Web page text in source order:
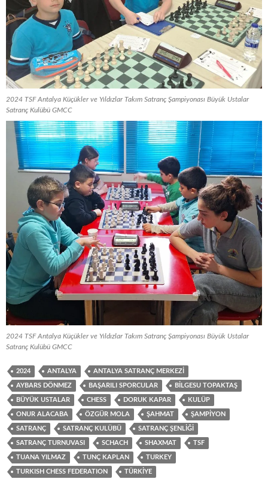
2024 TSF Antalya Küçükler ve Yıldızlar Takım Satranç Şampiyonası Büyük Ustalar
Satranç Kulübü GMCC
2024 TSF Antalya Küçükler ve Yıldızlar Takım Satranç Şampiyonası Büyük Ustalar
Satranç Kulübü GMCC
2024 ANTALYA ANTALYA SATRANÇ MERKEZI
AYBARS DÖNMEZ BAŞARILI SPORCULAR BILGESU TOPAKTAŞ
BÜYÜK USTALAR CHESS DORUK KAPAR KULÜP
ONUR ALACABA ÖZGÜR MOLA ŞAHMAT ŞAMPIYON
SATRANÇ SATRANÇ KULÜBÜ SATRANÇ ŞENLIĞI
SATRANÇ TURNUVASI SCHACH SHAXMAT TSF
TUANA YILMAZ TUNÇ KAPLAN TURKEY
TURKISH CHESS FEDERATION TÜRKIYE